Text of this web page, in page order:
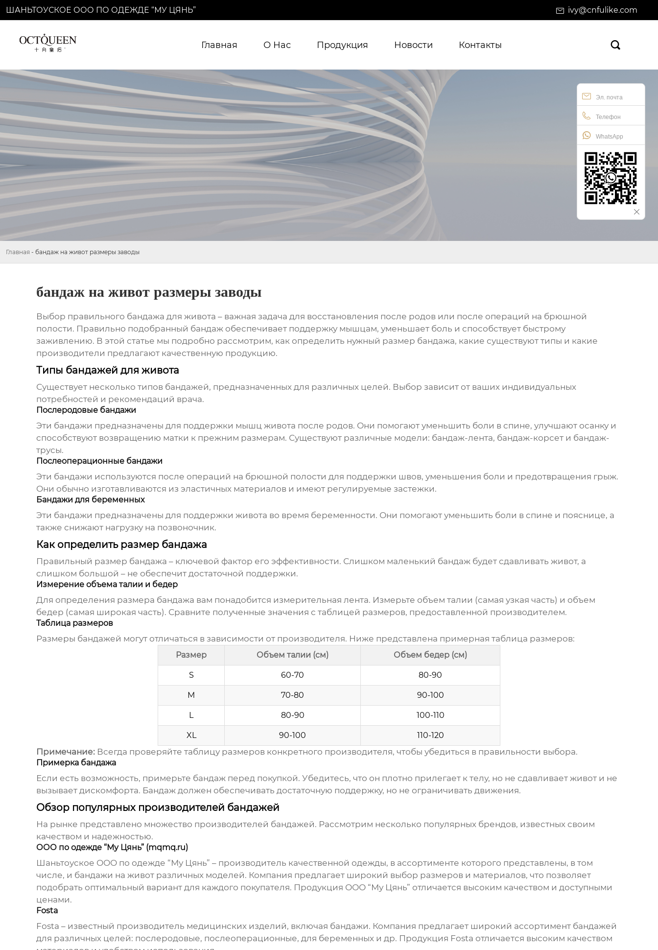
ШАНЬТОУСКОЕ ООО ПО ОДЕЖДЕ “МУ ЦЯНЬ” ivy@cnfulike.com
Главная О Нас Продукция Новости Контакты 
Эл. почта
Телефон
WhatsApp
Главная - бандаж на живот размеры заводы
бандаж на живот размеры заводы
Выбор правильного бандажа для живота – важная задача для восстановления после родов или после операций на брюшной
полости. Правильно подобранный бандаж обеспечивает поддержку мышцам, уменьшает боль и способствует быстрому
заживлению. В этой статье мы подробно рассмотрим, как определить нужный размер бандажа, какие существуют типы и какие
производители предлагают качественную продукцию.
Типы бандажей для живота
Существует несколько типов бандажей, предназначенных для различных целей. Выбор зависит от ваших индивидуальных
потребностей и рекомендаций врача.
Послеродовые бандажи
Эти бандажи предназначены для поддержки мышц живота после родов. Они помогают уменьшить боли в спине, улучшают осанку и
способствуют возвращению матки к прежним размерам. Существуют различные модели: бандаж-лента, бандаж-корсет и бандаж-
трусы.
Послеоперационные бандажи
Эти бандажи используются после операций на брюшной полости для поддержки швов, уменьшения боли и предотвращения грыж.
Они обычно изготавливаются из эластичных материалов и имеют регулируемые застежки.
Бандажи для беременных
Эти бандажи предназначены для поддержки живота во время беременности. Они помогают уменьшить боли в спине и пояснице, а
также снижают нагрузку на позвоночник.
Как определить размер бандажа
Правильный размер бандажа – ключевой фактор его эффективности. Слишком маленький бандаж будет сдавливать живот, а
слишком большой – не обеспечит достаточной поддержки.
Измерение объема талии и бедер
Для определения размера бандажа вам понадобится измерительная лента. Измерьте объем талии (самая узкая часть) и объем
бедер (самая широкая часть). Сравните полученные значения с таблицей размеров, предоставленной производителем.
Таблица размеров
Размеры бандажей могут отличаться в зависимости от производителя. Ниже представлена примерная таблица размеров:
Размер Объем талии (см) Объем бедер (см)
S 60-70 80-90
M 70-80 90-100
L 80-90 100-110
XL 90-100 110-120
Примечание:Всегда проверяйте таблицу размеров конкретного производителя, чтобы убедиться в правильности выбора.
Примерка бандажа
Если есть возможность, примерьте бандаж перед покупкой. Убедитесь, что он плотно прилегает к телу, но не сдавливает живот и не
вызывает дискомфорта. Бандаж должен обеспечивать достаточную поддержку, но не ограничивать движения.
Обзор популярных производителей бандажей
На рынке представлено множество производителей бандажей. Рассмотрим несколько популярных брендов, известных своим
качеством и надежностью.
ООО по одежде “Му Цянь” (mqmq.ru)
Шаньтоуское ООО по одежде “Му Цянь” – производитель качественной одежды, в ассортименте которого представлены, в том
числе, и бандажи на животразличных моделей. Компания предлагает широкий выбор размеров и материалов, что позволяет
подобрать оптимальный вариант для каждого покупателя. Продукция ООО “Му Цянь” отличается высоким качеством и доступными
ценами.
Fosta
Fosta – известный производитель медицинских изделий, включая бандажи. Компания предлагает широкий ассортимент бандажей
для различных целей: послеродовые, послеоперационные, для беременных и др. Продукция Fosta отличается высоким качеством